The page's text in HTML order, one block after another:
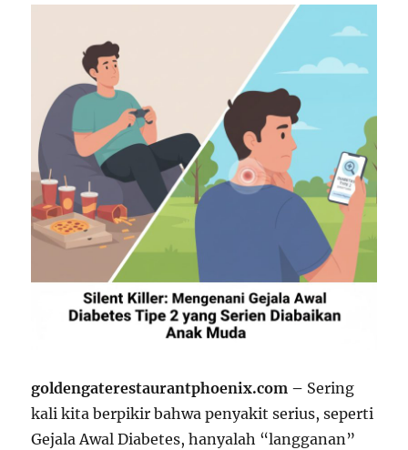
goldengaterestaurantphoenix.com – Sering
kali kita berpikir bahwa penyakit serius, seperti
Gejala Awal Diabetes, hanyalah “langganan”